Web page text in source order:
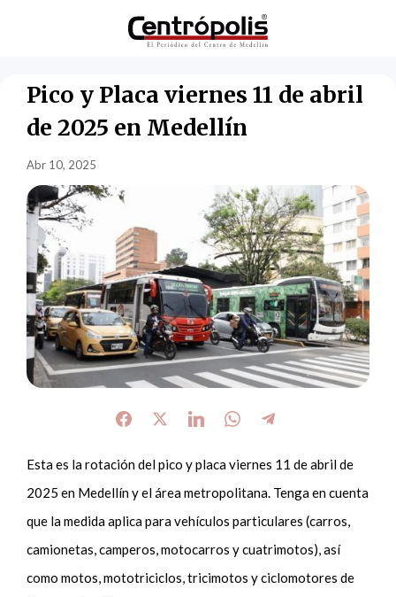
Pico y Placa viernes 11 de abril
de 2025 en Medellín
Abr 10, 2025
Esta es la rotación del pico y placa viernes 11 de abril de
2025 en Medellín y el área metropolitana. Tenga en cuenta
que la medida aplica para vehículos particulares (carros,
camionetas, camperos, motocarros y cuatrimotos), así
como motos, mototriciclos, tricimotos y ciclomotores de